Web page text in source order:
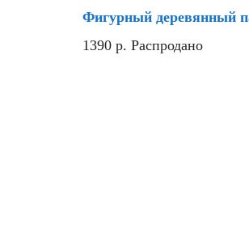
Фигурный деревянный
1390 р. Распродано